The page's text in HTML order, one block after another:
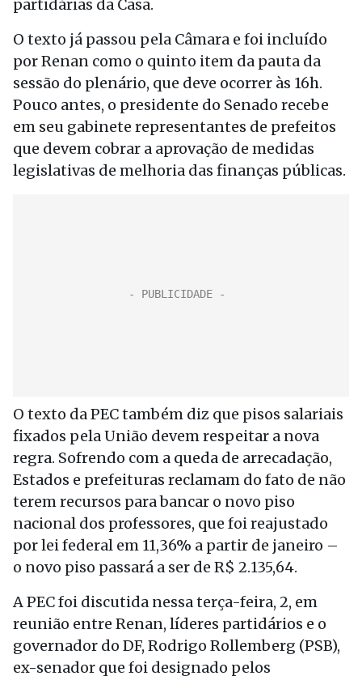
partidárias da Casa.
O texto já passou pela Câmara e foi incluído
por Renan como o quinto item da pauta da
sessão do plenário, que deve ocorrer às 16h.
Pouco antes, o presidente do Senado recebe
em seu gabinete representantes de prefeitos
que devem cobrar a aprovação de medidas
legislativas de melhoria das finanças públicas.
O texto da PEC também diz que pisos salariais
fixados pela União devem respeitar a nova
regra. Sofrendo com a queda de arrecadação,
Estados e prefeituras reclamam do fato de não
terem recursos para bancar o novo piso
nacional dos professores, que foi reajustado
por lei federal em 11,36% a partir de janeiro –
o novo piso passará a ser de R$ 2.135,64.
A PEC foi discutida nessa terça-feira, 2, em
reunião entre Renan, líderes partidários e o
governador do DF, Rodrigo Rollemberg (PSB),
ex-senador que foi designado pelos